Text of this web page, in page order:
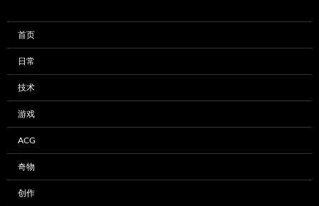
首页
日常
技术
游戏
ACG
奇物
创作